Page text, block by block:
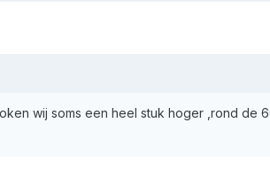
wij soms een heel stuk hoger ,rond de